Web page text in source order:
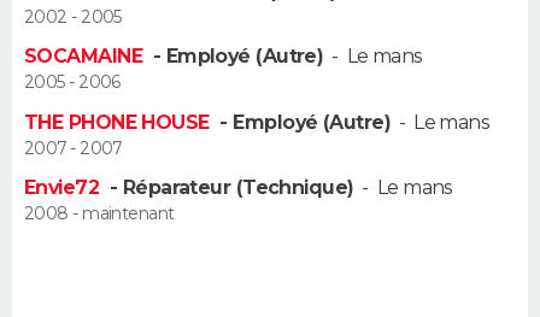
AVIS DE DÉCÈS
FORUM
Bricolage
Lifestyle
Culture
Sport
Auto
Television
Voyage
Cinema
2002 - 2005
SOCAMAINE - Employé (Autre) - Le mans
2005 - 2006
THE PHONE HOUSE - Employé (Autre)- Le mans
2007 - 2007
Envie72 - Réparateur (Technique) - Le mans
2008 - maintenant